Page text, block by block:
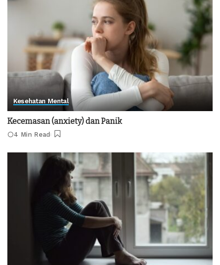
Kesehatan Mental
Kecemasan (anxiety) dan Panik
4 Min Read